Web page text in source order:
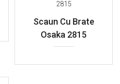
Scaun Cu Brate
Osaka 2815